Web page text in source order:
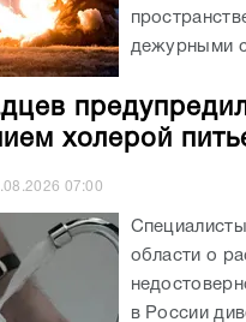
дежурными
холерой
07:00
области о
в России